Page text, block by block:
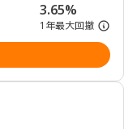
3.65%
1年最大回撤